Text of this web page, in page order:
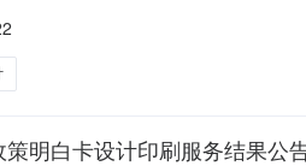
四、主要标的信息服务类主要标
明白卡设计印刷服务结果公